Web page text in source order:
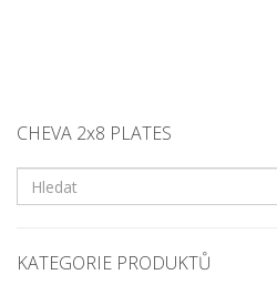
CHEVA 2x8 PLATES
KATEGORIE PRODUKTŮ